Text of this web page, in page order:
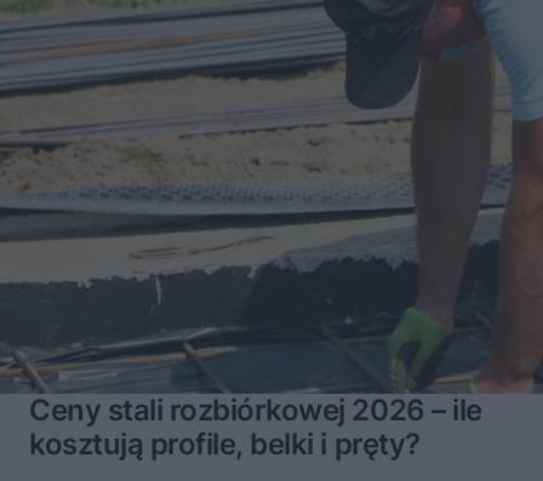
Ceny stali rozbiórkowej 2026 – ile
kosztują profile, belki i pręty?